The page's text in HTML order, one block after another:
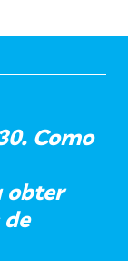
Como
obter